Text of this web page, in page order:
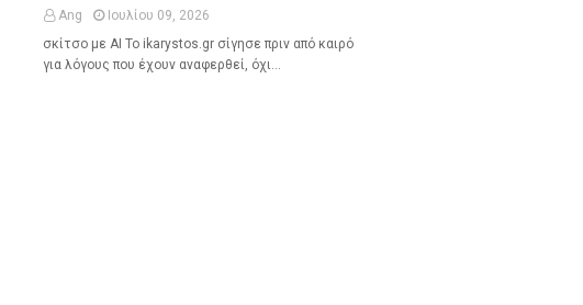
Ang
Ιουλίου 09, 2026
σκίτσο με ΑΙ Το ikarystos.gr σίγησε πριν από καιρό
για λόγους που έχουν αναφερθεί, όχι…